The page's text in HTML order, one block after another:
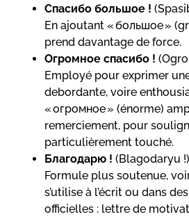
Спасибо большое !
En ajoutant « большое »
prend davantage de force.
Огромное спасибо !
Employé pour exprimer
debordante, voire
« огромное » (énorme)
remerciement, pour
particulièrement touché.
Благодарю ! (Blagodaryu !)
Formule plus soutenue,
s’utilise à l’écrit ou dans
officielles : lettre de